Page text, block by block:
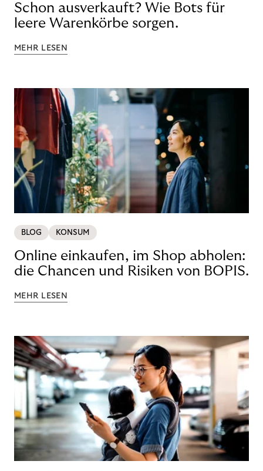
Schon ausverkauft? Wie Bots für
leere Warenkörbe sorgen.
MEHR LESEN
BLOG KONSUM
Online einkaufen, im Shop abholen:
die Chancen und Risiken von BOPIS.
MEHR LESEN